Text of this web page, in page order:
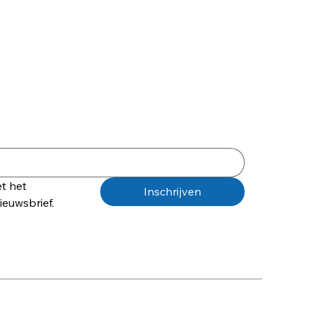
het
Inschrijven